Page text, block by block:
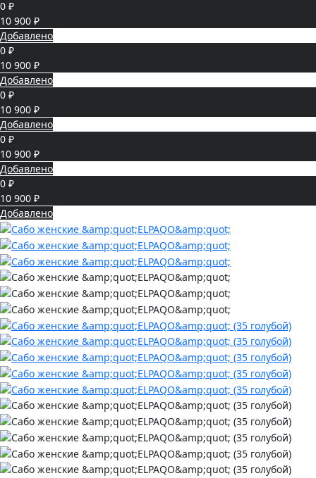
0 ₽
10 900 ₽
Добавлено
0 ₽
10 900 ₽
Добавлено
0 ₽
10 900 ₽
Добавлено
0 ₽
10 900 ₽
Добавлено
0 ₽
10 900 ₽
Добавлено